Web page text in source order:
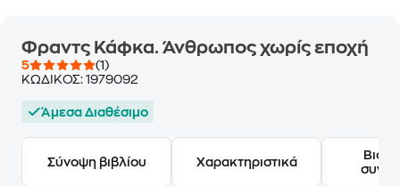
Φραντς Κάφκα. Άνθρωπος χωρίς εποχή
5
(1)
ΚΩΔΙΚΟΣ: 1979092
Άμεσα Διαθέσιμο
Σύνοψη βιβλίου Χαρακτηριστικά